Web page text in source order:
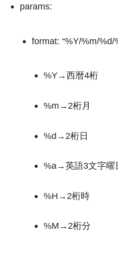
params:
format: “%Y/%m/%d/
%Y→西暦4桁
%m→2桁月
%d→2桁日
%a→英語3文字曜
%H→2桁時
%M→2桁分